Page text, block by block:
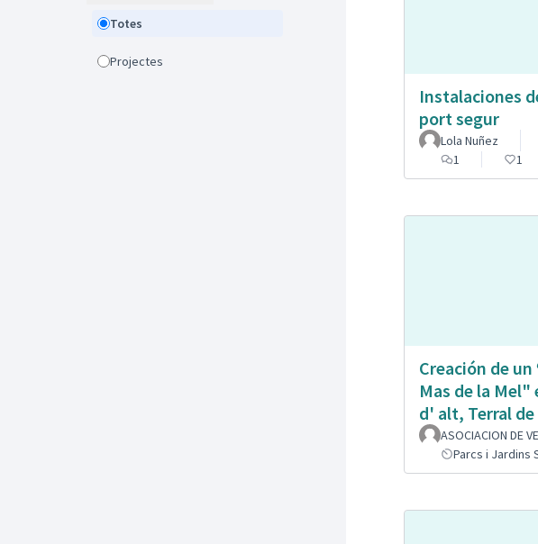
Totes
Projectes
Instalaciones
port segur
Lola Nuñez
1
1
Creación de un
Mas de la Mel"
d' alt, Terral
ASOCIACION DE
Parcs i Jardins